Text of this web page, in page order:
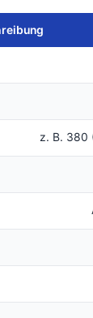
z. B. 380